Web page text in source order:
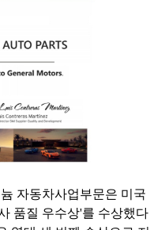
자동차사업부문은 미국
품질 우수상'를 수상했다